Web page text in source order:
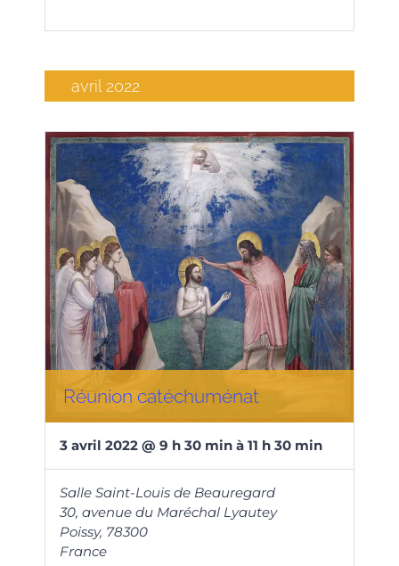
avril 2022
Réunion catéchuménat
3 avril 2022 @ 9 h 30 minà 11 h 30 min
Salle Saint-Louis de Beauregard
30, avenue du Maréchal Lyautey
Poissy, 78300
France